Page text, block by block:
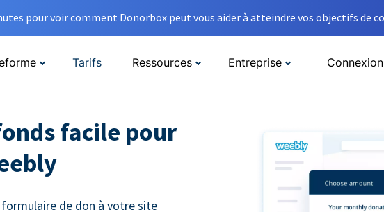
pour voir comment Donorbox peut vous aider à atteindre vos objectifs de
Tarifs Ressources Entreprise Connexion
facile pour
de don à votre site